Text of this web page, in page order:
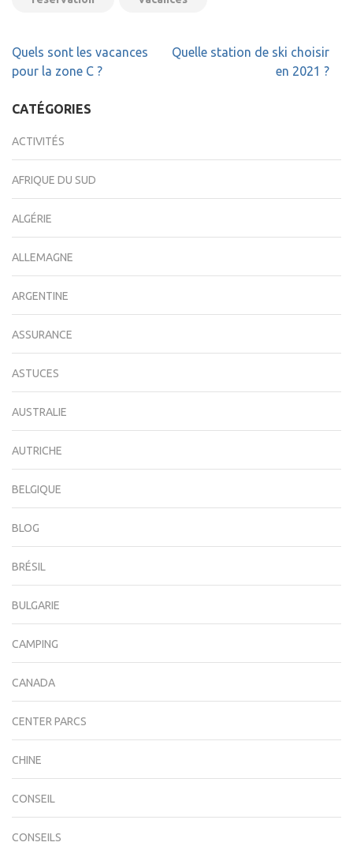
Navigation
de
Quels sont les vacances
pour la zone C ?
Quelle station de ski choisir
en 2021 ?
CATÉGORIES
ACTIVITÉS
AFRIQUE DU SUD
ALGÉRIE
ALLEMAGNE
ARGENTINE
ASSURANCE
ASTUCES
AUSTRALIE
AUTRICHE
BELGIQUE
BLOG
BRÉSIL
BULGARIE
CAMPING
CANADA
CENTER PARCS
CHINE
CONSEIL
CONSEILS